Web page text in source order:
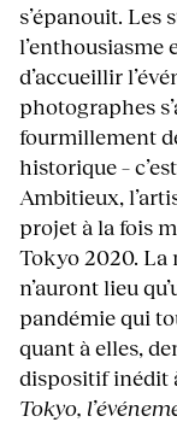
s’épanouit. Les
l’enthousiasme
d’accueillir
photographes
fourmillement
historique –
Ambitieux,
projet à la fois
Tokyo 2020. La
n’auront lieu
pandémie qui
quant à elles,
dispositif inédit
Tokyo,